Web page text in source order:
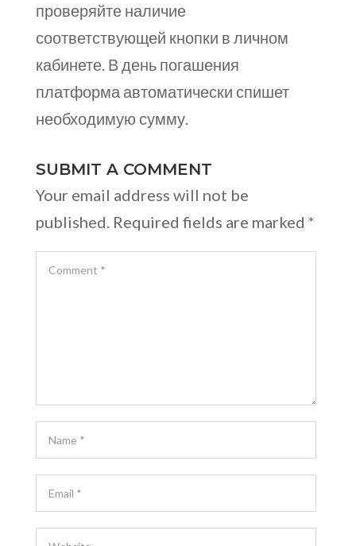
проверяйте наличие
соответствующей кнопки в личном
кабинете. В день погашения
платформа автоматически спишет
необходимую сумму.
SUBMIT A COMMENT
Your email address will not be
published. Required fields are marked *